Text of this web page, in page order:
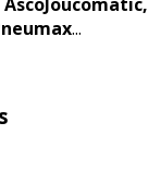
...